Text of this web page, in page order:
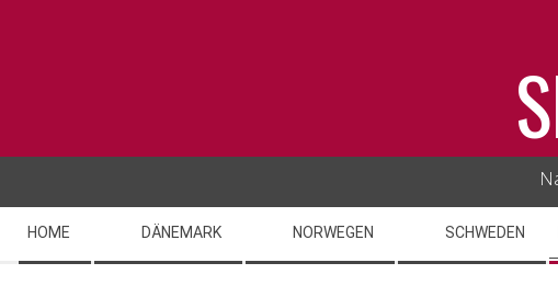
Navigation
Menu
HOME DÄNEMARK NORWEGEN SCHWEDEN